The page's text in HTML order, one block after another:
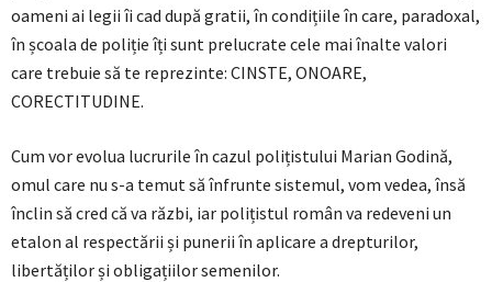
oameni ai legii îi cad după gratii, în condițiile în care, paradoxal,
în școala de poliție îți sunt prelucrate cele mai înalte valori
care trebuie să te reprezinte: CINSTE, ONOARE,
CORECTITUDINE.
Cum vor evolua lucrurile în cazul polițistului Marian Godină,
omul care nu s-a temut să înfrunte sistemul, vom vedea, însă
înclin să cred că va răzbi, iar polițistul român va redeveni un
etalon al respectării și punerii în aplicare a drepturilor,
libertăților și obligațiilor semenilor.